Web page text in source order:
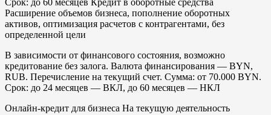
Расширение объемов бизнеса, пополнение оборотных
активов, оптимизация расчетов с контрагентами, без
определенной цели
В зависимости от финансового состояния, возможно
кредитование без залога. Валюта финансирования — BYN,
RUB. Перечисление на текущий счет. Сумма: от 70.000 BYN.
Срок: до 24 месяцев — ВКЛ, до 60 месяцев — НКЛ
Онлайн-кредит для бизнеса На текущую деятельность